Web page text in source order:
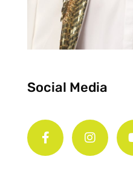
Social Media
a
c
n
s